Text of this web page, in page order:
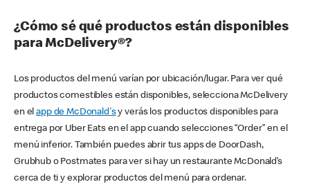
¿Cómo sé qué productos están disponibles
para McDelivery®?
Los productos del menú varían por ubicación/lugar. Para ver qué
productos comestibles están disponibles, selecciona McDelivery
en elapp de McDonald'sy verás los productos disponibles para
entrega por Uber Eats en el app cuando selecciones “Order” en el
menú inferior. También puedes abrir tus apps de DoorDash,
Grubhub o Postmates para ver si hay un restaurante McDonald’s
cerca de ti y explorar productos del menú para ordenar.